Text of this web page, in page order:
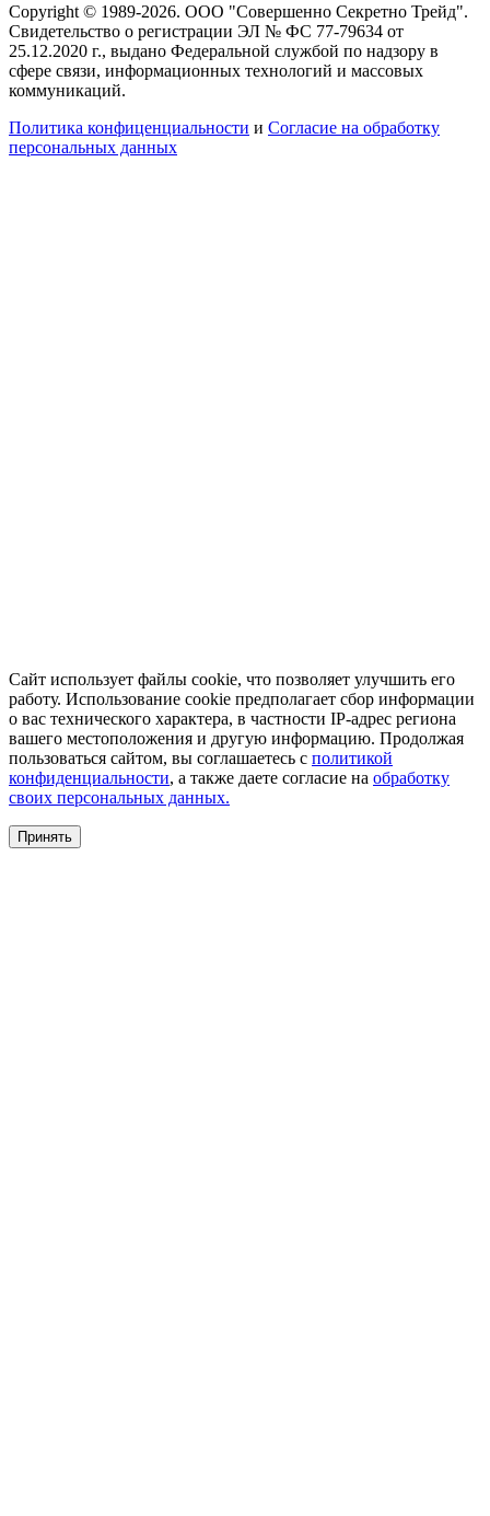
Copyright © 1989-2026. ООО "Совершенно Секретно Трейд".
Свидетельство о регистрации ЭЛ № ФС 77-79634 от
25.12.2020 г., выдано Федеральной службой по надзору в
сфере связи, информационных технологий и массовых
коммуникаций.
Политика конфиценциальности и Согласие на обработку
персональных данных
Сайт использует файлы cookie, что позволяет улучшить его
работу. Использование cookie предполагает сбор информации
о вас технического характера, в частности IP-адрес региона
вашего местоположения и другую информацию. Продолжая
пользоваться сайтом, вы соглашаетесь с политикой
конфиденциальности, а также даете согласие на обработку
своих персональных данных.
Принять